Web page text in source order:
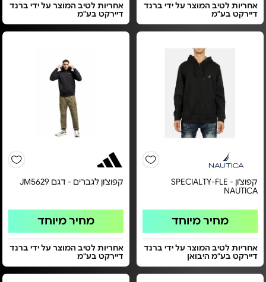
אחריות לטיב המוצר על ידי ברנד
דיירקט בע"מ
אחריות לטיב המוצר על ידי ברנד
דיירקט בע"מ
קפוצ'ון SPECIALTY-FLE -
NAUTICA
מחיר מיוחד
אחריות לטיב המוצר על ידי ברנד
דיירקט בע"מ היבואן
קפוצ'ון לגברים - דגם JM5629
מחיר מיוחד
אחריות לטיב המוצר על ידי ברנד
דיירקט בע"מ